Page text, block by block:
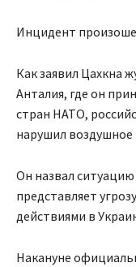
Инцидент
Как заявил Цахкна
Анталия, где он
стран НАТО,
нарушил воздушное
Он назвал
представляет
действиями в
Накануне